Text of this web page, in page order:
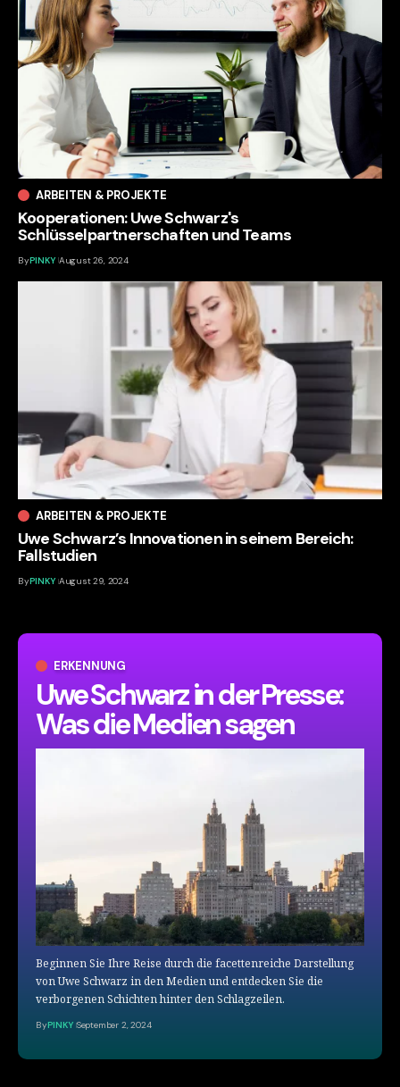
ERKENNUNG
Uwe Schwarz in der Presse:
Was die Medien sagen
Beginnen Sie Ihre Reise durch die facettenreiche Darstellung
von Uwe Schwarz in den Medien und entdecken Sie die
verborgenen Schichten hinter den Schlagzeilen.
ByPINKY September 2, 2024
ARBEITEN & PROJEKTE
Kooperationen: Uwe Schwarz's
Schlüsselpartnerschaften und Teams
ByPINKY August 26, 2024
ARBEITEN & PROJEKTE
Uwe Schwarz’s Innovationen in seinem Bereich:
Fallstudien
ByPINKY August 29, 2024